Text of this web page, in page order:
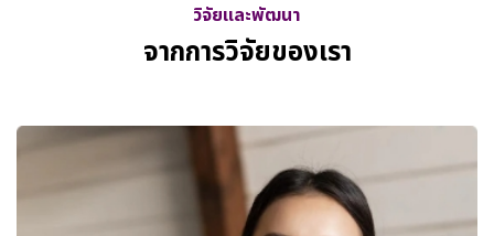
วิจัยและพัฒนา
จากการวิจัยของเรา